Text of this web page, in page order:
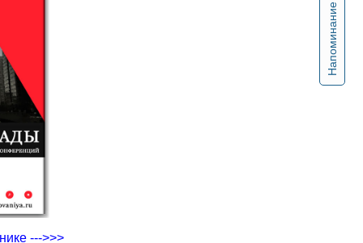
Напоминание
--->>>